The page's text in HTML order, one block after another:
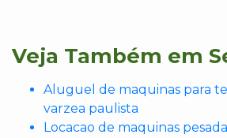
Veja Também em
Aluguel de maquinas para
varzea paulista
Locacao de maquinas